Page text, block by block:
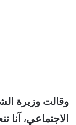
وقالت وزيرة
الاجتماعي، آنا